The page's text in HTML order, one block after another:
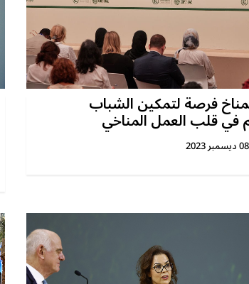
فرصة لتمكين الشباب
قلب العمل المناخي